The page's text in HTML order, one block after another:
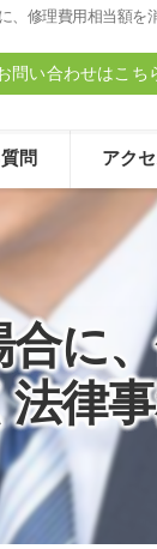
修理費用相当額
問い合わせはこち
問 アク
たおく
に
律